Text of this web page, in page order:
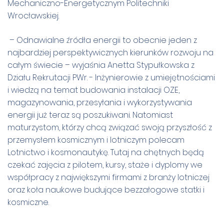
Mechaniczno-Energetycznym Politechniki
Wrocławskiej.
– Odnawialne źródła energii to obecnie jeden z
najbardziej perspektywicznych kierunków rozwoju na
całym świecie – wyjaśnia Anetta Stypułkowska z
Działu Rekrutacji PWr. - Inżynierowie z umiejętnościami
i wiedzą na temat budowania instalacji OZE,
magazynowania, przesyłania i wykorzystywania
energii już teraz są poszukiwani. Natomiast
maturzystom, którzy chcą związać swoją przyszłość z
przemysłem kosmicznym i lotniczym polecam
Lotnictwo i kosmonautykę. Tutaj na chętnych będą
czekać zajęcia z pilotem, kursy, staże i dyplomy we
współpracy z największymi firmami z branży lotniczej
oraz koła naukowe budujące bezzałogowe statki i
kosmiczne.